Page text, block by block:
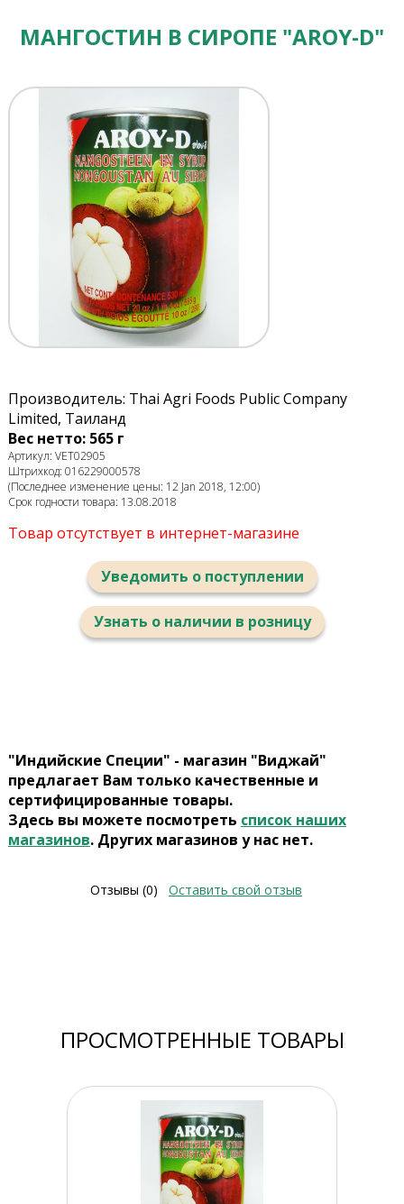
МАНГОСТИН В СИРОПЕ "AROY-D"
Производитель: Thai Agri Foods Public Company
Limited, Таиланд
Вес нетто: 565 г
Артикул: VET02905
Штрихкод: 016229000578
(Последнее изменение цены: 12 Jan 2018, 12:00)
Срок годности товара: 13.08.2018
Товар отсутствует в интернет-магазине
Уведомить о поступлении
Узнать о наличии в розницу
"Индийские Специи" - магазин "Виджай"
предлагает Вам только качественные и
сертифицированные товары.
Здесь вы можете посмотреть список наших
магазинов. Других магазинов у нас нет.
Отзывы (0) Оставить свой отзыв
ПРОСМОТРЕННЫЕ ТОВАРЫ